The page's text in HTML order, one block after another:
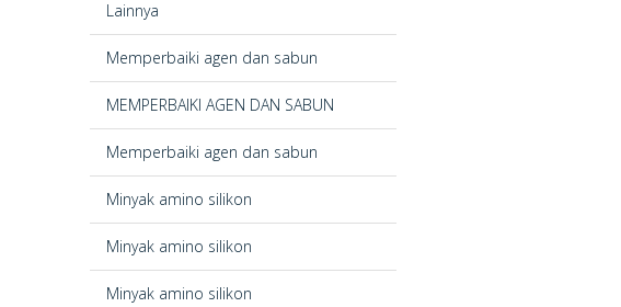
Lainnya
Memperbaiki agen dan sabun
MEMPERBAIKI AGEN DAN SABUN
Memperbaiki agen dan sabun
Minyak amino silikon
Minyak amino silikon
Minyak amino silikon